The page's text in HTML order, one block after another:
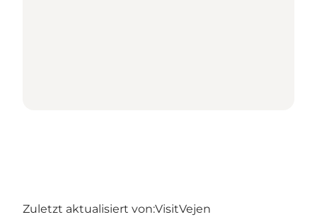
Zuletzt aktualisiert von:VisitVejen